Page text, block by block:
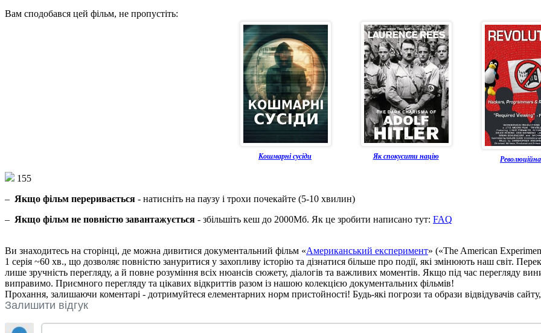
Вам сподобався цей фільм, не пропустіть:
Кошмарні сусіди Як спокусити націю
155
– Якщо фільм переривається - натисніть на паузу і трохи почекайте (5-10 хвилин)
– Якщо фільм не повністю завантажується - збільшіть кеш до 2000Мб. Як це зробити написано тут: FAQ
Ви знаходитесь на сторінці, де можна дивитися документальний фільм «Американський експеримент» («The American
1 серія ~60 хв., що дозволяє повністю зануритися у захопливу історію та дізнатися більше про події, які змінюють наш світ.
лише зручність перегляду, а й повне розуміння всіх нюансів сюжету, діалогів та важливих моментів. Якщо під час перегляду
виправимо. Приємного перегляду та цікавих відкриттів разом із нашою колекцією документальних фільмів!
Прохання, залишаючи коментарі - дотримуйтеся елементарних норм пристойності! Будь-які погрози та образи відвідувачів